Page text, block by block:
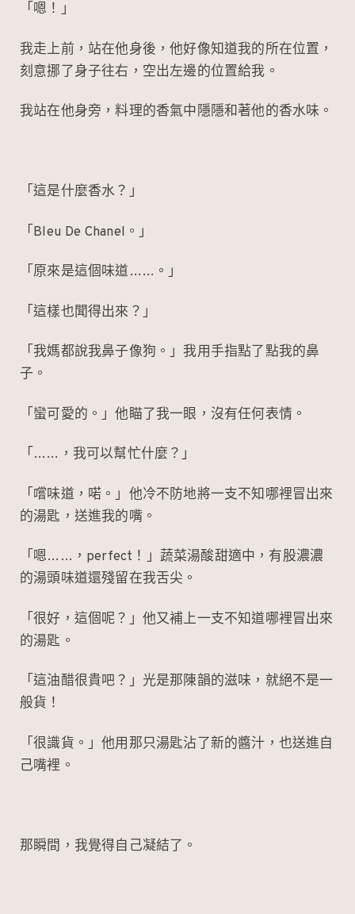
「嗯！」
我走上前，站在他身後，他好像知道我的所在位置，
刻意挪了身子往右，空出左邊的位置給我。
我站在他身旁，料理的香氣中隱隱和著他的香水味。
「這是什麼香水？」
「Bleu De Chanel。」
「原來是這個味道……。」
「這樣也聞得出來？」
「我媽都說我鼻子像狗。」我用手指點了點我的鼻
子。
「蠻可愛的。」他瞄了我一眼，沒有任何表情。
「……，我可以幫忙什麼？」
「嚐味道，喏。」他冷不防地將一支不知哪裡冒出來
的湯匙，送進我的嘴。
「嗯……，perfect！」蔬菜湯酸甜適中，有股濃濃
的湯頭味道還殘留在我舌尖。
「很好，這個呢？」他又補上一支不知道哪裡冒出來
的湯匙。
「這油醋很貴吧？」光是那陳韻的滋味，就絕不是一
般貨！
「很識貨。」他用那只湯匙沾了新的醬汁，也送進自
己嘴裡。
那瞬間，我覺得自己凝結了。